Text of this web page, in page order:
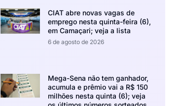
CIAT abre novas vagas de
emprego nesta quinta-feira (6),
em Camaçari; veja a lista
6 de agosto de 2026
Mega-Sena não tem ganhador,
acumula e prêmio vai a R$ 150
milhões nesta quinta (6); veja